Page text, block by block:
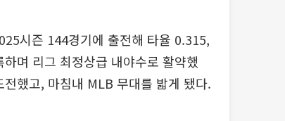
시즌 144경기에 출전해 타율 0.315,
며 리그 최정상급 내야수로 활약했
했고, 마침내 MLB 무대를 밟게 됐다.